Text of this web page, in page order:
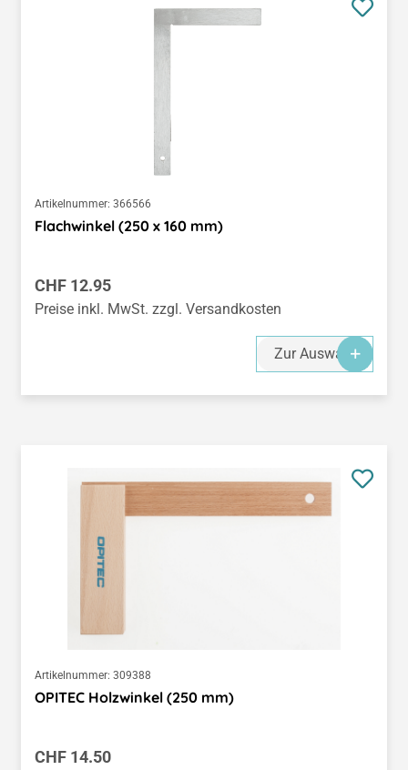
Artikelnummer: 366566
Flachwinkel (250 x 160 mm)
Regulärer Preis:
CHF 12.95
Preise inkl. MwSt. zzgl. Versandkosten
Zur Auswahl
Artikelnummer: 309388
OPITEC Holzwinkel (250 mm)
Regulärer Preis:
CHF 14.50